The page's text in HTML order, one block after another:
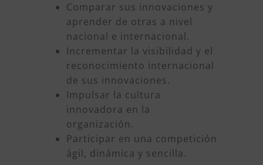
Comparar sus innovaciones y
aprender de otras a nivel
nacional e internacional.
Incrementar la visibilidad y el
reconocimiento internacional
de sus innovaciones.
Impulsar la cultura
innovadora en la
organización.
Participar en una competición
ágil, dinámica y sencilla.